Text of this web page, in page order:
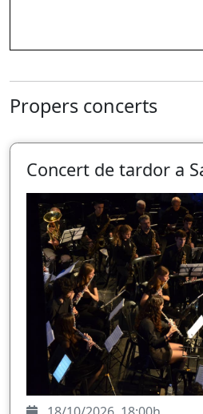
Propers concerts
Concert de tardor a